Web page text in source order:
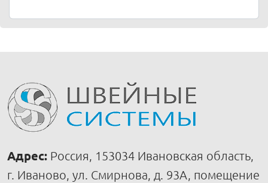
Адрес: Россия, 153034 Ивановская область,
г. Иваново, ул. Смирнова, д. 93А, помещение